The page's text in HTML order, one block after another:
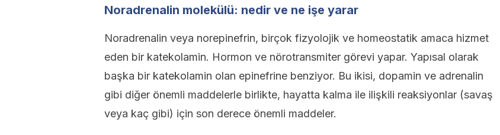
Noradrenalin molekülü: nedir ve ne işe yarar
Noradrenalin veya norepinefrin, birçok fizyolojik ve homeostatik amaca hizmet
eden bir katekolamin. Hormon ve nörotransmiter görevi yapar. Yapısal olarak
başka bir katekolamin olan epinefrine benziyor. Bu ikisi, dopamin ve adrenalin
gibi diğer önemli maddelerle birlikte, hayatta kalma ile ilişkili reaksiyonlar (savaş
veya kaç gibi) için son derece önemli maddeler.